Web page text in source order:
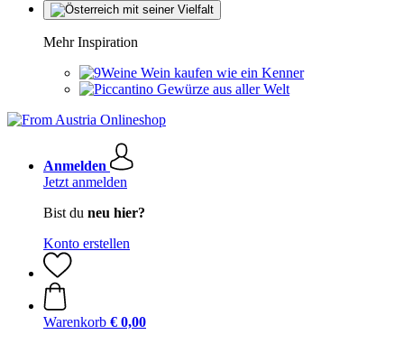
Mehr Inspiration
Wein kaufen wie ein Kenner
Gewürze aus aller Welt
Anmelden
Jetzt anmelden
Bist du neu hier?
Konto erstellen
Warenkorb € 0,00